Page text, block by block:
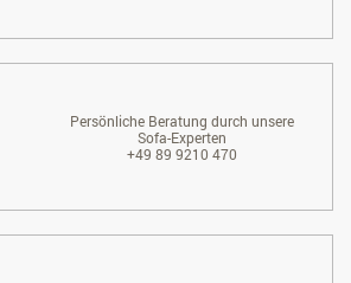
Persönliche Beratung durch unsere
Sofa-Experten
+49 89 9210 470